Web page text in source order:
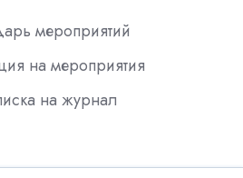
мероприятий
на мероприятия
на журнал